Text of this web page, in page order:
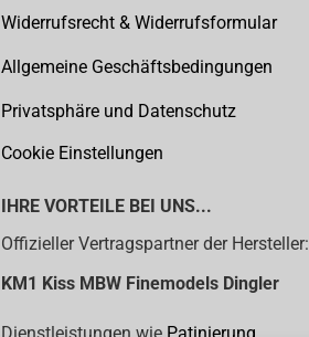
Widerrufsrecht & Widerrufsformular
Allgemeine Geschäftsbedingungen
Privatsphäre und Datenschutz
Cookie Einstellungen
IHRE VORTEILE BEI UNS...
Offizieller Vertragspartner der Hersteller:
KM1 Kiss MBW Finemodels Dingler